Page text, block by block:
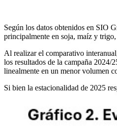
Según los datos obtenidos en SIO
principalmente en soja, maíz y
Al realizar el comparativo
los resultados de la campaña 2024/
linealmente en un menor volumen
Si bien la estacionalidad de 2025